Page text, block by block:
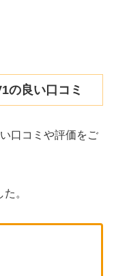
の良い口コミ
口コミや評価をご
。